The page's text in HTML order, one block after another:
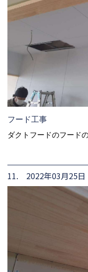
フード工事
ダクトフードのフード
11. 2022年03月25日